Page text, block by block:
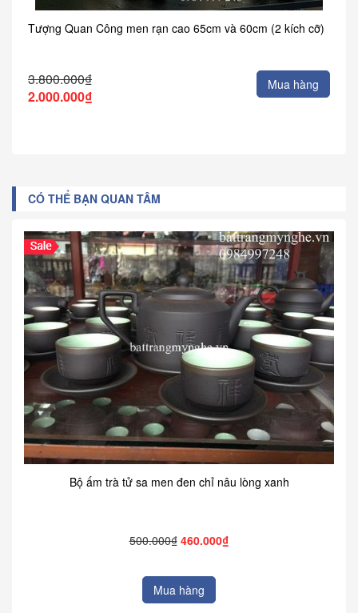
Tượng Quan Công men rạn cao 65cm và 60cm (2 kích cỡ)
3.800.000₫
2.000.000₫
Mua hàng
CÓ THỂ BẠN QUAN TÂM
Bộ ấm trà tử sa men đen chỉ nâu lòng xanh
500.000₫ 460.000₫
Mua hàng